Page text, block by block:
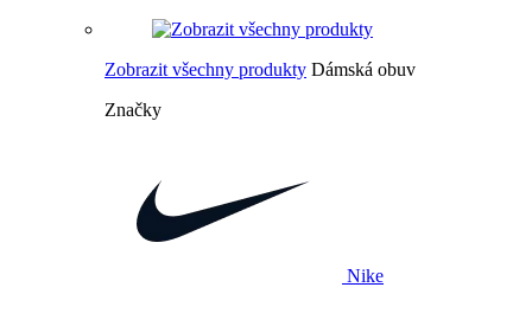
Zobrazit všechny produkty Dámská obuv
Značky
Nike